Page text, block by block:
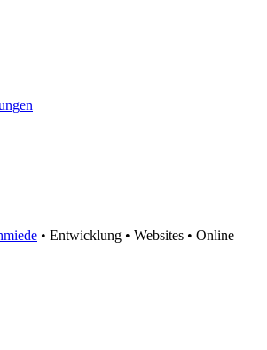
• Entwicklung • Websites • Online